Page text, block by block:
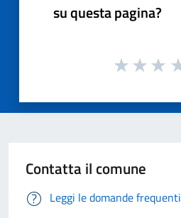
su questa pagina?
Contatta il comune
Leggi le domande frequenti